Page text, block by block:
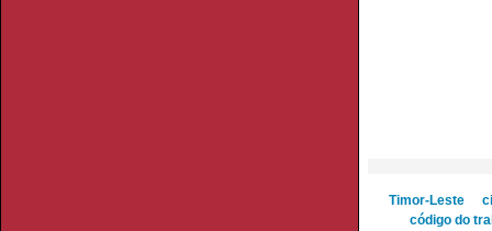
Timor-Leste
código do